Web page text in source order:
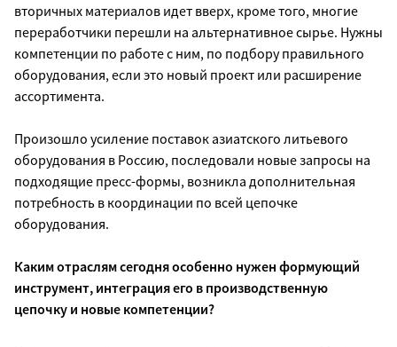
вторичных материалов идет вверх, кроме того, многие
переработчики перешли на альтернативное сырье. Нужны
компетенции по работе с ним, по подбору правильного
оборудования, если это новый проект или расширение
ассортимента.
Произошло усиление поставок азиатского литьевого
оборудования в Россию, последовали новые запросы на
подходящие пресс-формы, возникла дополнительная
потребность в координации по всей цепочке
оборудования.
Каким отраслям сегодня особенно нужен формующий
инструмент, интеграция его в производственную
цепочку и новые компетенции?